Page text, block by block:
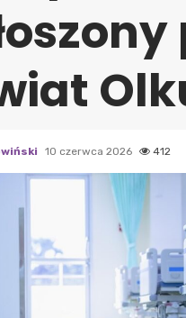
10 czerwca 2026 412